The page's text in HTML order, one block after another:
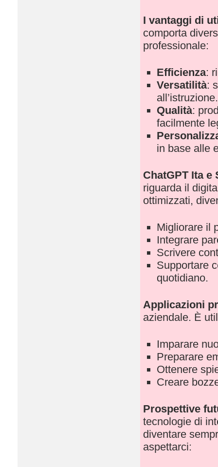
I vantaggi di
comporta
professionale:
Efficienza:
Versatilità:
all’istruzione.
Qualità:
facilmente
in base alle
ChatGPT Ita e
riguarda il
ottimizzati,
Migliorare il
Integrare
Scrivere
Supportare
quotidiano.
Applicazioni
aziendale. È
Imparare
Preparare
Ottenere
Creare
Prospettive
tecnologie di
diventare
aspettarci: